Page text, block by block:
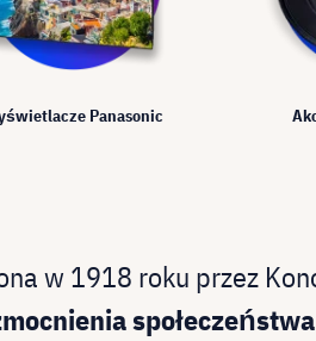
Panasonic
w 1918 roku przez
społeczeństwa